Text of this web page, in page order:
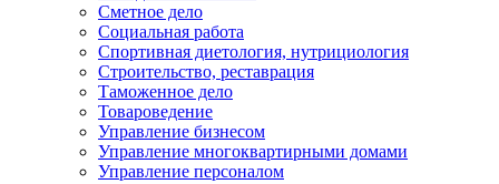
Сметное дело
Социальная работа
Спортивная диетология, нутрициология
Строительство, реставрация
Таможенное дело
Товароведение
Управление бизнесом
Управление многоквартирными домами
Управление персоналом